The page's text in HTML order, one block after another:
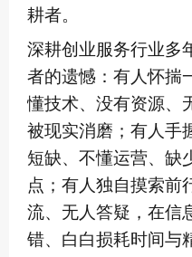
耕者。
深耕创业服务行业多
者的遗憾：有人怀揣
懂技术、没有资源、
被现实消磨；有人手
短缺、不懂运营、缺
点；有人独自摸索前
流、无人答疑，在信
错、白白损耗时间与